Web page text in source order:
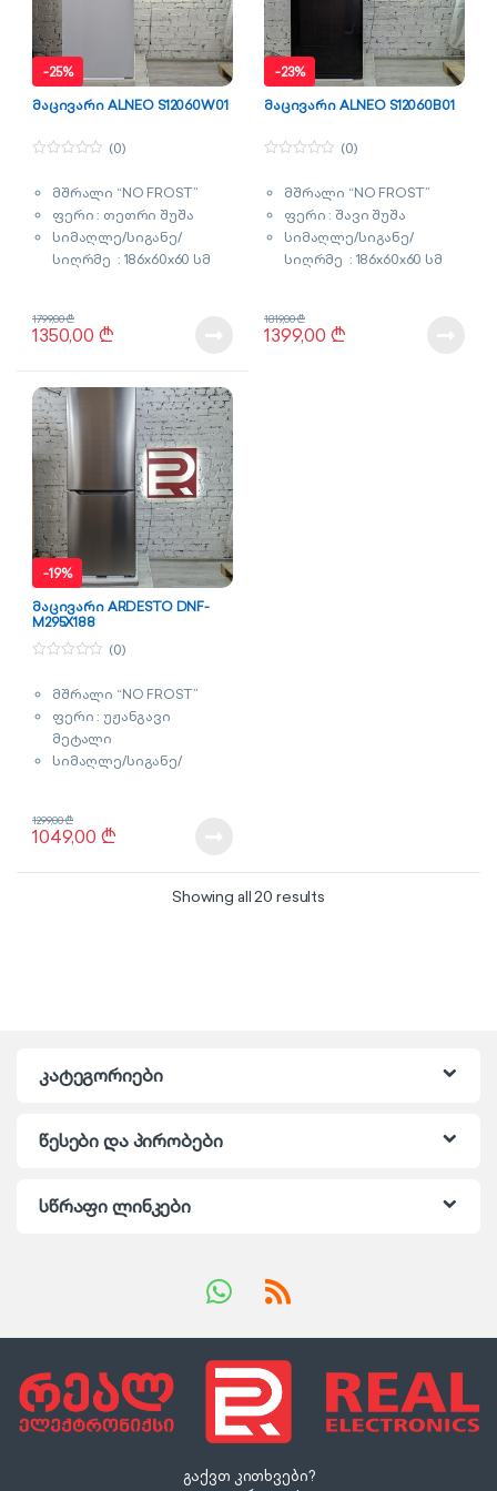
-25%
მაცივარი ALNEO S12060W01
u
o
f
(0)
მშრალი “NO FROST”
ფერი : თეთრი შუშა
სიმაღლე/სიგანე/
სიღრმე : 186x60x60 სმ
1350,00 ₾
1799,00₾
-23%
მაცივარი ALNEO S12060B01
u
o
f
(0)
მშრალი “NO FROST”
ფერი : შავი შუშა
სიმაღლე/სიგანე/
სიღრმე : 186x60x60 სმ
1399,00 ₾
1819,00₾
-19%
მაცივარი ARDESTO DNF-
M295X188
u
o
(0)
მშრალი “NO FROST”
ფერი : უჟანგავი
მეტალი
სიმაღლე/სიგანე/
გარანტია : 2 წელი
1049,00 ₾
1299,00₾
Showing all 20 resultsSorted by latest
კატეგორიები
წესები და პირობები
სწრაფი ლინკები
გაქვთ კითხვები?